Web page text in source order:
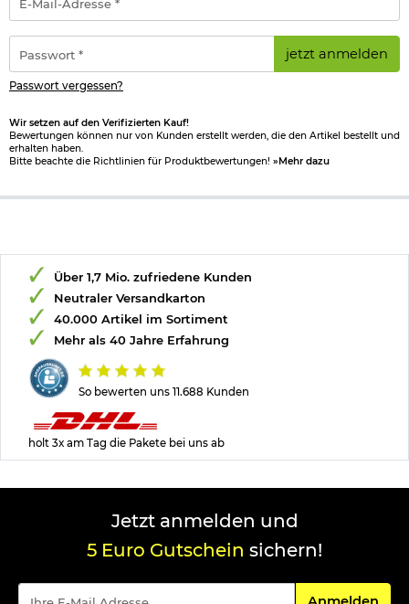
Mail-
Adresse
*
jetzt anmelden
Passwort vergessen?
Wir setzen auf den Verifizierten Kauf!
Bewertungen können nur von Kunden erstellt werden, die den Artikel bestellt und
erhalten haben.
Bitte beachte die Richtlinien für Produktbewertungen! »Mehr dazu
So bewerten uns 11.688 Kunden
Über 1,7 Mio. zufriedene Kunden
Neutraler Versandkarton
40.000 Artikel im Sortiment
Mehr als 40 Jahre Erfahrung
holt 3x am Tag die Pakete bei uns ab
Jetzt anmelden und
5 Euro Gutschein sichern!
Für den